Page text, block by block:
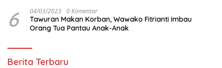
6 04/03/2023 0 Komentar
Tawuran Makan Korban, Wawako Fitrianti Imbau
Orang Tua Pantau Anak-Anak
Berita Terbaru